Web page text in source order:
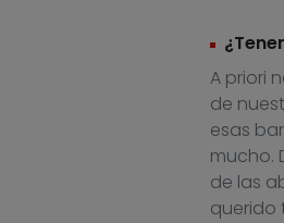
A priori
de
esas
mucho.
de las
querido